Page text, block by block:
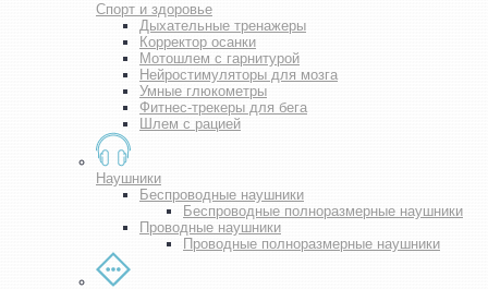
Спорт и здоровье
Дыхательные тренажеры
Корректор осанки
Мотошлем с гарнитурой
Нейростимуляторы для мозга
Умные глюкометры
Фитнес-трекеры для бега
Шлем с рацией
Наушники
Беспроводные наушники
Беспроводные полноразмерные наушники
Проводные наушники
Проводные полноразмерные наушники